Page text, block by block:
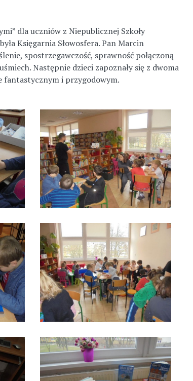
dla uczniów z Niepublicznej Szkoły
Księgarnia Słowosfera. Pan Marcin
spostrzegawczość, sprawność połączoną
Następnie dzieci zapoznały się z dwoma
fantastycznym i przygodowym.